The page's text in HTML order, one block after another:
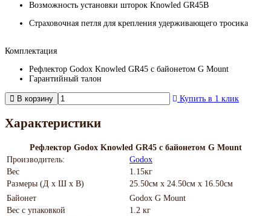
Возможность установки шторок Knowled GR45B
Страховочная петля для крепления удерживающего тросика
Комплектация
Рефлектор Godox Knowled GR45 с байонетом G Mount
Гарантийный талон
В корзину Купить в 1 клик
Характеристики
Рефлектор Godox Knowled GR45 с байонетом G Mount
Производитель:
Godox
Вес
1.15кг
Размеры (Д х Ш х В)
25.50см x 24.50см x 16.50см
Байонет
Godox G Mount
Вес с упаковкой
1.2 кг